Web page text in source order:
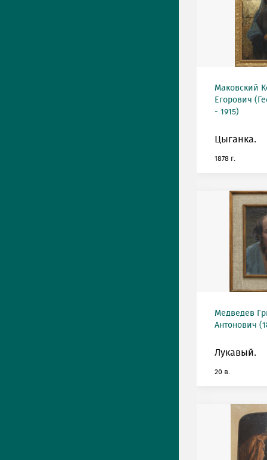
Маковский
Егорович
- 1915)
Цыганка.
1878 г.
Медведев
Антонович
Лукавый.
20 в.